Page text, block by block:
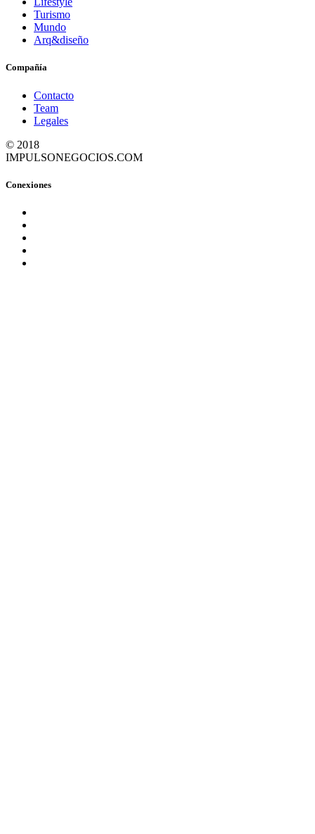
Turismo
Mundo
Arq&diseño
Compañía
Contacto
Team
Legales
© 2018
IMPULSONEGOCIOS.COM
Conexiones